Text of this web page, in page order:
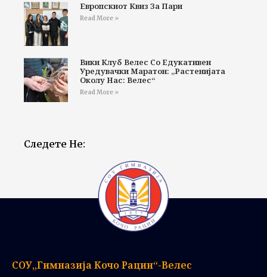
Европскиот Квиз За Пари
Read More »
Вики Клуб Велес Со Едукативен
Уредувачки Маратон: „Растенијата
Околу Нас: Велес“
Read More »
Следете Не:
СОУ„Гимназија Кочо Рацин“-Велес